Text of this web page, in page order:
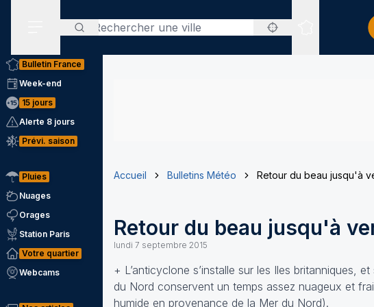
Rechercher
Sites
Bulletin France
Week-end
15 jours
Alerte 8 jours
Prévi. saison
Pluies
Nuages
Orages
Station Paris
Votre quartier
Webcams
Accueil Bulletins Météo Retour du beau jusqu'à
Retour du beau jusqu'à
lundi 7 septembre 2015
+ L’anticyclone s’installe sur les Iles britanniques,
du Nord conservent un temps assez nuageux et
humide en provenance de la Mer du Nord).